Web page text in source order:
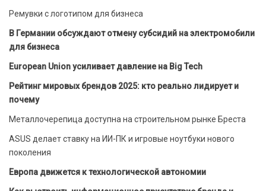
Ремувки с логотипом для бизнеса
В Германии обсуждают отмену субсидий на электромобили
для бизнеса
European Union усиливает давление на Big Tech
Рейтинг мировых брендов 2025: кто реально лидирует и
почему
Металлочерепица доступна на строительном рынке Бреста
ASUS делает ставку на ИИ-ПК и игровые ноутбуки нового
поколения
Европа движется к технологической автономии